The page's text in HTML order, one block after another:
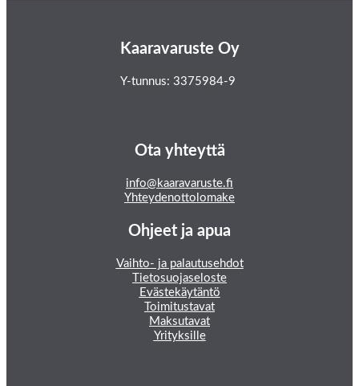
Kaaravaruste Oy
Y-tunnus: 3375984-9
Ota yhteyttä
info@kaaravaruste.fi
Yhteydenottolomake
Ohjeet ja apua
Vaihto- ja palautusehdot
Tietosuojaseloste
Evästekäytäntö
Toimitustavat
Maksutavat
Yrityksille